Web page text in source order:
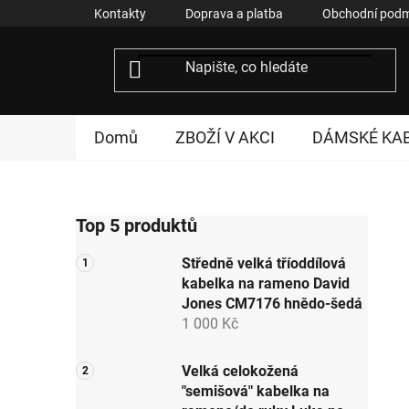
Kontakty Doprava a platba Obchodní
Domů ZBOŽÍ V AKCI DÁMSKÉ
o
s
t
n
Top 5 produktů
Středně velká tříoddílová
kabelka na rameno David
Jones CM7176 hnědo-šedá
1 000 Kč
Velká celokožená
"semišová" kabelka na